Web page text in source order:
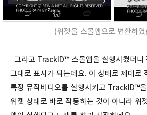
(위젯을 스몰앱으로 변환하
그리고 TrackID™ 스몰앱을 실행시켰더니
그대로 표시가 되는데요. 이 상태로 제대로
특정 뮤직비디오를 실행시키고 TrackID™
위젯 상태로 바로 작동하는 것이 아니라